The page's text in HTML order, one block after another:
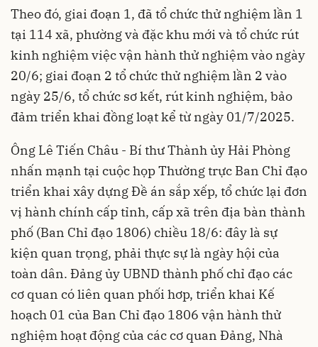
Theo đó, giai đoạn 1, đã tổ chức thử nghiệm lần 1
tại 114 xã, phường và đặc khu mới và tổ chức rút
kinh nghiệm việc vận hành thử nghiệm vào ngày
20/6; giai đoạn 2 tổ chức thử nghiệm lần 2 vào
ngày 25/6, tổ chức sơ kết, rút kinh nghiệm, bảo
đảm triển khai đồng loạt kể từ ngày 01/7/2025.
Ông Lê Tiến Châu - Bí thư Thành ủy Hải Phòng
nhấn mạnh tại cuộc họp Thường trực Ban Chỉ đạo
triển khai xây dựng Đề án sắp xếp, tổ chức lại đơn
vị hành chính cấp tỉnh, cấp xã trên địa bàn thành
phố (Ban Chỉ đạo 1806) chiều 18/6: đây là sự
kiện quan trọng, phải thực sự là ngày hội của
toàn dân. Đảng ủy UBND thành phố chỉ đạo các
cơ quan có liên quan phối hơp, triển khai Kế
hoạch 01 của Ban Chỉ đạo 1806 vận hành thử
nghiệm hoạt động của các cơ quan Đảng, Nhà